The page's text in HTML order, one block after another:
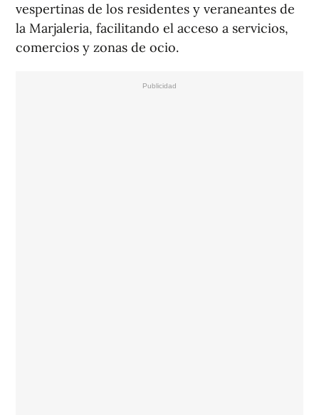
vespertinas de los residentes y veraneantes de
la Marjaleria, facilitando el acceso a servicios,
comercios y zonas de ocio.